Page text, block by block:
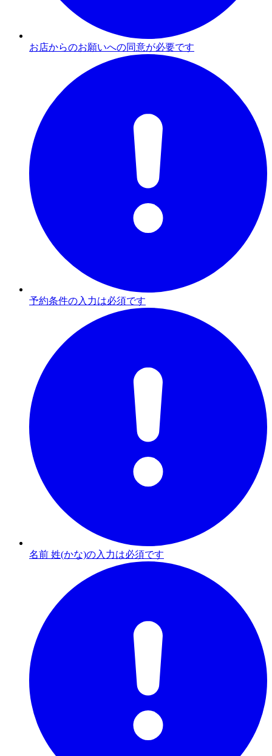
お店からのお願いへの同意が必要です
予約条件の入力は必須です
名前 姓(かな)の入力は必須です